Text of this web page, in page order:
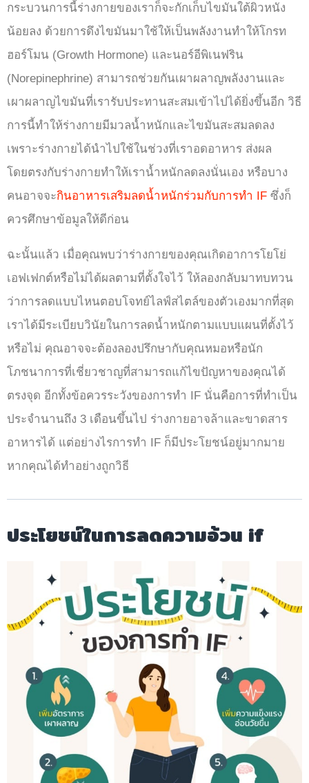
กระบวนการนี้ร่างกายของเราก็จะกักเก็บไขมันใต้ผิวหนัง
น้อยลง ด้วยการดึงไขมันมาใช้ให้เป็นพลังงานทำให้โกรท
ฮอร์โมน (Growth Hormone) และนอร์อีพิเนฟริน
(Norepinephrine) สามารถช่วยกันเผาผลาญพลังงานและ
เผาผลาญไขมันที่เรารับประทานสะสมเข้าไปได้ยิ่งขึ้นอีก วิธี
การนี้ทำให้ร่างกายมีมวลน้ำหนักและไขมันสะสมลดลง
เพราะร่างกายได้นำไปใช้ในช่วงที่เราอดอาหาร ส่งผล
โดยตรงกับร่างกายทำให้เราน้ำหนักลดลงนั่นเอง หรือบาง
คนอาจจะกินอาหารเสริมลดน้ำหนักร่วมกับการทำ IF ซึ่งก็
ควรศึกษาข้อมูลให้ดีก่อน
ฉะนั้นแล้ว เมื่อคุณพบว่าร่างกายของคุณเกิดอาการโยโย่
เอฟเฟกต์หรือไม่ได้ผลตามที่ตั้งใจไว้ ให้ลองกลับมาทบทวน
ว่าการลดแบบไหนตอบโจทย์ไลฟ์สไตล์ของตัวเองมากที่สุด
เราได้มีระเบียบวินัยในการลดน้ำหนักตามแบบแผนที่ตั้งไว้
หรือไม่ คุณอาจจะต้องลองปรึกษากับคุณหมอหรือนัก
โภชนาการที่เชี่ยวชาญที่สามารถแก้ไขปัญหาของคุณได้
ตรงจุด อีกทั้งข้อควรระวังของการทำ IF นั่นคือการที่ทำเป็น
ประจำนานถึง 3 เดือนขึ้นไป ร่างกายอาจล้าและขาดสาร
อาหารได้ แต่อย่างไรการทำ IF ก็มีประโยชน์อยู่มากมาย
หากคุณได้ทำอย่างถูกวิธี
ประโยชน์ในการลดความอ้วน if